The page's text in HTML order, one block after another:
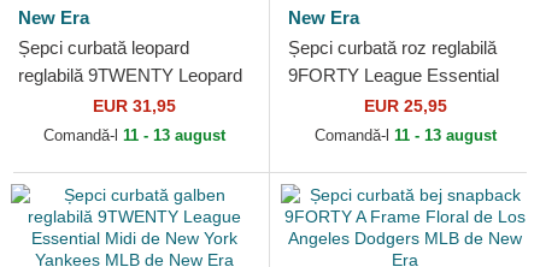
New Era
Șepci curbată leopard
reglabilă 9TWENTY Leopard
de New York Yankees MLB
de New Era
EUR 31,95
Comandă-l 11 - 13 august
New Era
Șepci curbată roz reglabilă
9FORTY League Essential
de New York Yankees MLB
de New Era
EUR 25,95
Comandă-l 11 - 13 august